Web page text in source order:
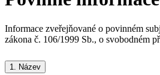
Informace zveřejňované o povinném
zákona č. 106/1999 Sb., o svobodném
1. Název